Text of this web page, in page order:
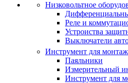
Низковольтное
Реле и
Устроиства
Выключатели
Инструмент для
Паяльники
Измерительный
Инструмент для